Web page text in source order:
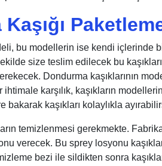
bu modellerin ise kendi içlerinde
size teslim edilecek bu
Dondurma kaşıklarının
karşılık, kaşıkların
kaşıkları kolaylıkla
temizlenmesi gerekmekte.
verecek. Bu sprey losyonu
bezi ile sildikten sonra